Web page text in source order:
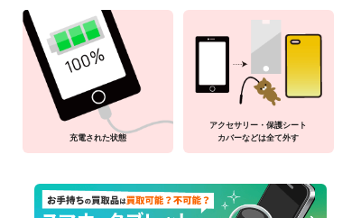
充電された状態
アクセサリー・保護シート
カバーなどは全て外す